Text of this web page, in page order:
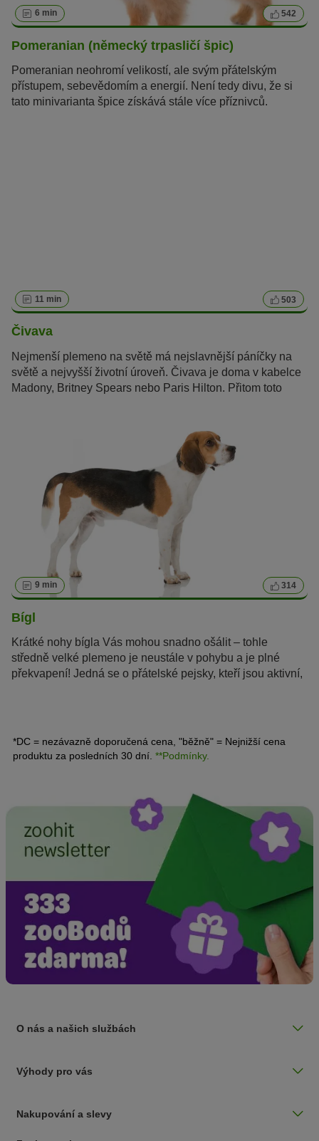
6 min 542
Pomeranian (německý trpasličí špic)
Pomeranian neohromí velikostí, ale svým přátelským
přístupem, sebevědomím a energií. Není tedy divu, že si
tato minivarianta špice získává stále více příznivců.
11 min 503
Čivava
Nejmenší plemeno na světě má nejslavnější páníčky na
světě a nejvyšší životní úroveň. Čivava je doma v kabelce
Madony, Britney Spears nebo Paris Hilton. Přitom toto
9 min 314
Bígl
Krátké nohy bígla Vás mohou snadno ošálit – tohle
středně velké plemeno je neustále v pohybu a je plné
překvapení! Jedná se o přátelské pejsky, kteří jsou aktivní,
*DC = nezávazně doporučená cena, "běžně" = Nejnižší cena
produktu za posledních 30 dní. **Podmínky.
O nás a našich službách
Výhody pro vás
Nakupování a slevy